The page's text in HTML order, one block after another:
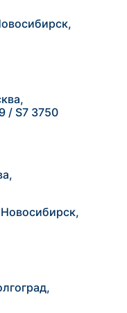
/ S7 3750